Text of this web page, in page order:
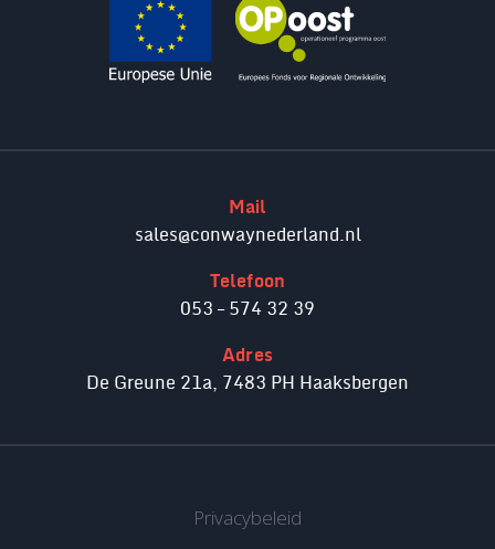
Mail
sales@conwaynederland.nl
Telefoon
053 – 574 32 39
Adres
De Greune 21a, 7483 PH Haaksbergen
Privacybeleid